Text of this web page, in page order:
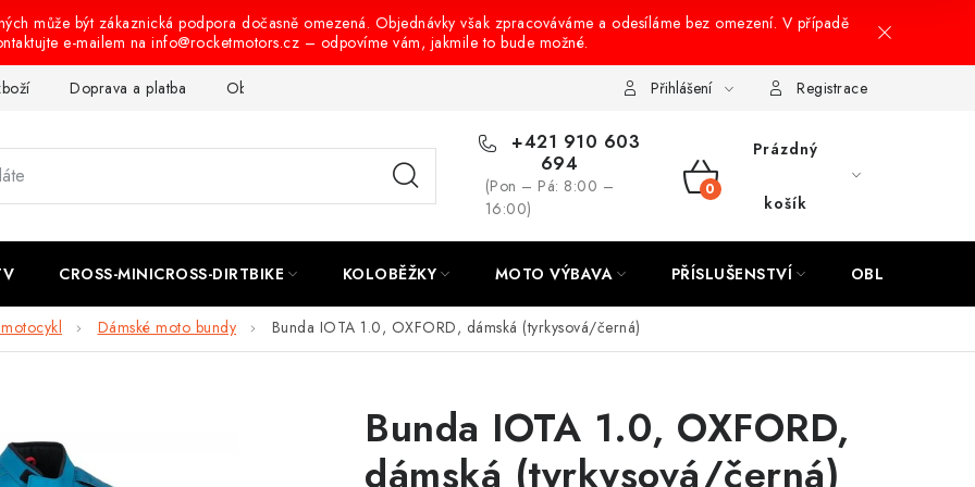
může být zákaznická podpora dočasně omezená. Objednávky však zpracováváme a odesíláme bez omezení. V případě
e-mailem na info@rocketmotors.cz – odpovíme vám, jakmile to bude možné.
Doprava a platba Obchodní podmínky Podmínky ochrany osobních údajů Návody na montáž
Přihlášení Registrace
+421 910 603
694
(Pon – Pá: 8:00 –
16:00)
NÁKUPNÍ
Prázdný
košík
CROSS-MINICROSS-DIRTBIKE KOLOBĚŽKY MOTO VÝBAVA PŘÍSLUŠENSTVÍ OBLEČENÍ
Dámské moto bundy Bunda IOTA 1.0, OXFORD, dámská (tyrkysová/černá)
Bunda IOTA 1.0, OXFORD,
dámská (tyrkysová/černá)